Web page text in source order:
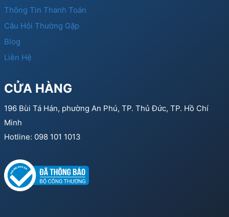
Thông Tin Thanh Toán
Câu Hỏi Thường Gặp
Blog
Liên Hệ
CỬA HÀNG
196 Bùi Tá Hán, phường An Phú, TP. Thủ Đức, TP. Hồ Chí
Minh
Hotline: 098 101 1013